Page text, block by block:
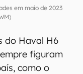
em maio de 2023
do Haval H6
figuram
como o